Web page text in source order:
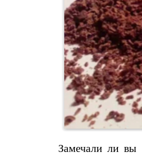
Замечали ли вы